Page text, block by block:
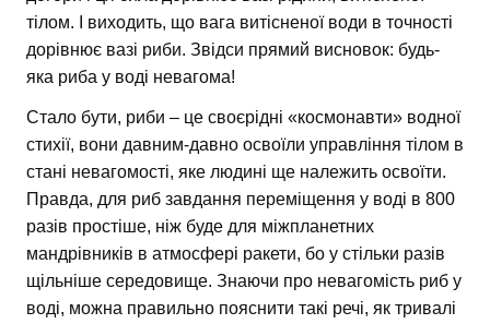
тілом. І виходить, що вага витісненої води в точності
дорівнює вазі риби. Звідси прямий висновок: будь-
яка риба у воді невагома!
Стало бути, риби – це своєрідні «космонавти» водної
стихії, вони давним-давно освоїли управління тілом в
стані невагомості, яке людині ще належить освоїти.
Правда, для риб завдання переміщення у воді в 800
разів простіше, ніж буде для міжпланетних
мандрівників в атмосфері ракети, бо у стільки разів
щільніше середовище. Знаючи про невагомість риб у
воді, можна правильно пояснити такі речі, як тривалі